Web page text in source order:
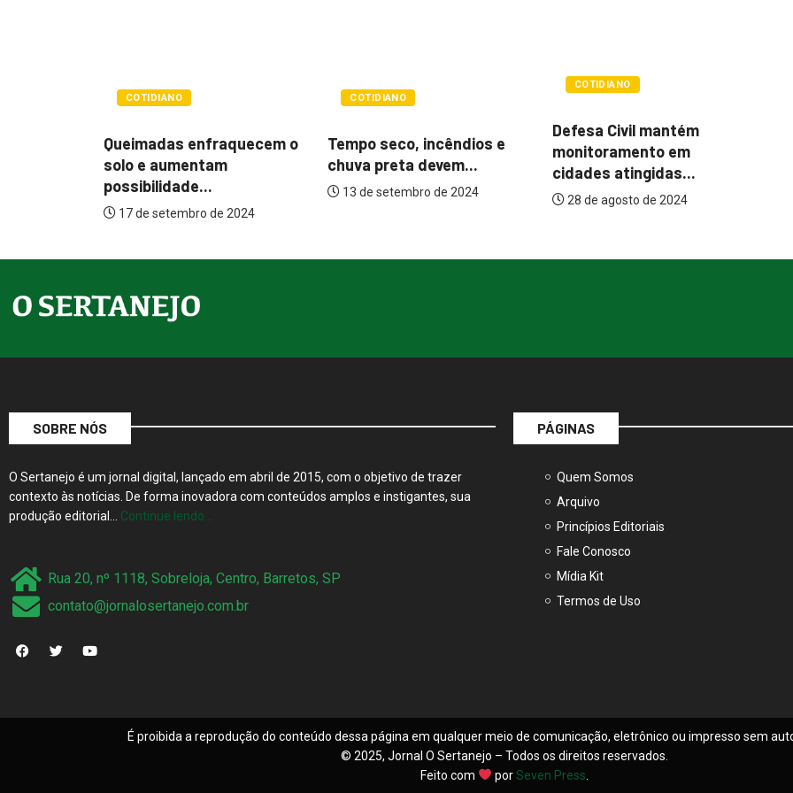
COTIDIANO
Tempo seco, incêndios e
chuva preta devem...
13 de setembro de 2024
monitoramento em
cidades atingidas...
28 de agosto de 2024
Queimadas enfraquecem o
solo e aumentam
possibilidade...
SOBRE NÓS
O Sertanejo é um jornal digital, lançado em abril de 2015, com o objetivo de trazer
contexto às notícias. De forma inovadora com conteúdos amplos e instigantes, sua
produção editorial… Continue lendo…
Rua 20, nº 1118, Sobreloja, Centro, Barretos, SP
contato@jornalosertanejo.com.br
PÁGINAS
Quem Somos
Arquivo
Princípios Editoriais
Fale Conosco
Mídia Kit
Termos de Uso
É proibida a reprodução do conteúdo dessa página em qualquer meio de comunicação, eletrônico ou impresso sem
© 2025, Jornal O Sertanejo – Todos os direitos reservados.
Feito com
porSeven Press